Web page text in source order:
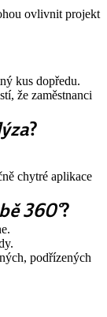
ovlivnit projekt
kus dopředu.
že zaměstnanci
?
chytré aplikace
360°?
podřízených